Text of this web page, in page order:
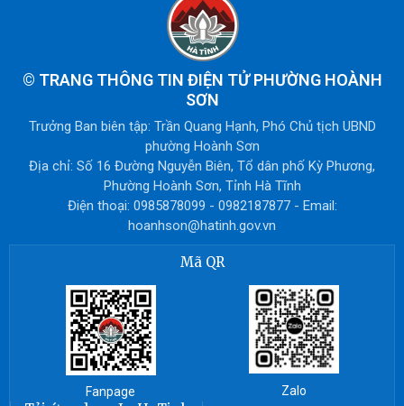
© TRANG THÔNG TIN ĐIỆN TỬ PHƯỜNG HOÀNH
SƠN
Trưởng Ban biên tập: Trần Quang Hạnh, Phó Chủ tịch UBND
phường Hoành Sơn
Địa chỉ: Số 16 Đường Nguyễn Biên, Tổ dân phố Kỳ Phương,
Phường Hoành Sơn, Tỉnh Hà Tĩnh
Điện thoại: 0985878099 - 0982187877 - Email:
hoanhson@hatinh.gov.vn
Mã QR
Fanpage Zalo